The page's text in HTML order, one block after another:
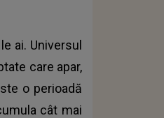
ai. Universul
care apar,
o perioadă
cât mai